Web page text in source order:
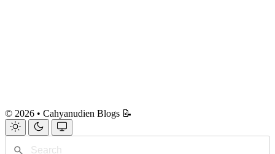
© 2026 • Cahyanudien Blogs 📝